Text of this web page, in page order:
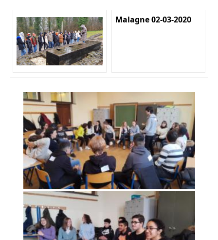
Malagne 02-03-2020